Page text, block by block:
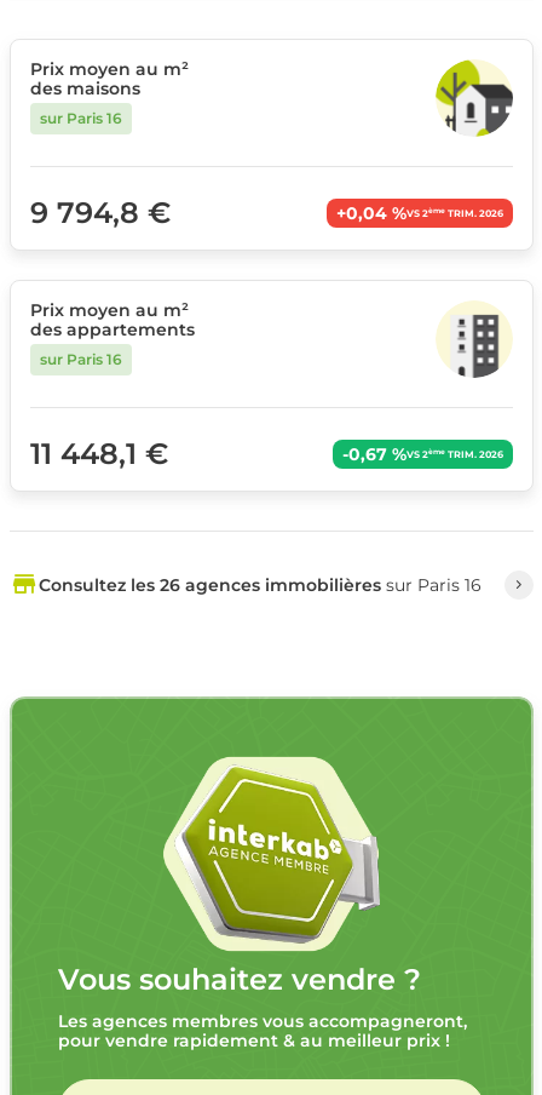
Prix moyen au m²
des maisons
sur Paris 16
9 794,8 € +0,04 %VS 2èmeTRIM. 2026
Prix moyen au m²
des appartements
sur Paris 16
11 448,1 € -0,67 %VS 2èmeTRIM. 2026
Consultez les 26 agences immobilièressur Paris 16
Vous souhaitez vendre ?
Les agences membres vous accompagneront,
pour vendre rapidement & au meilleur prix !